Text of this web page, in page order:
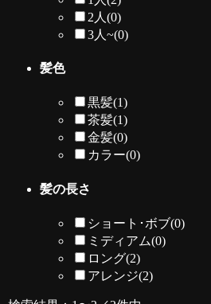
2人(0)
3人~(0)
髪色
黒髪(1)
茶髪(1)
金髪(0)
カラー(0)
髪の長さ
ショート･ボブ(0)
ミディアム(0)
ロング(2)
アレンジ(2)